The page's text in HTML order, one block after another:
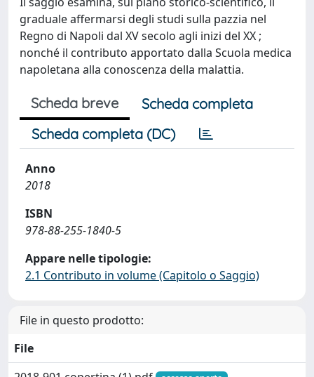
graduale affermarsi degli studi sulla pazzia nel
Regno di Napoli dal XV secolo agli inizi del XX ;
nonché il contributo apportato dalla Scuola medica
napoletana alla conoscenza della malattia.
Scheda breve
Scheda completa
Scheda completa (DC)
Anno
2018
ISBN
978-88-255-1840-5
Appare nelle tipologie:
2.1 Contributo in volume (Capitolo o Saggio)
File in questo prodotto:
File